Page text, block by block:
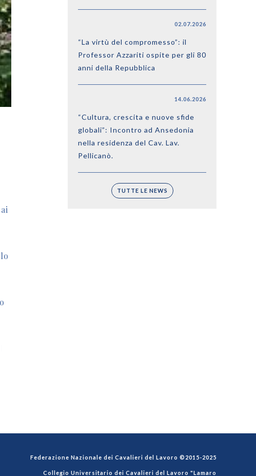
02.07.2026
“La virtù del compromesso”: il
Professor Azzariti ospite per gli 80
anni della Repubblica
14.06.2026
“Cultura, crescita e nuove sfide
globali”: Incontro ad Ansedonia
nella residenza del Cav. Lav.
Pellicanò.
TUTTE LE NEWS
Federazione Nazionale dei Cavalieri del Lavoro ©2015-2025
Collegio Universitario dei Cavalieri del Lavoro "Lamaro